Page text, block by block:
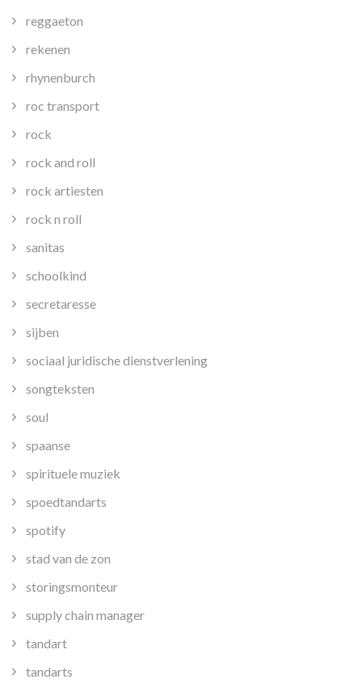
reggaeton
rekenen
rhynenburch
roc transport
rock
rock and roll
rock artiesten
rock n roll
sanitas
schoolkind
secretaresse
sijben
sociaal juridische dienstverlening
songteksten
soul
spaanse
spirituele muziek
spoedtandarts
spotify
stad van de zon
storingsmonteur
supply chain manager
tandart
tandarts